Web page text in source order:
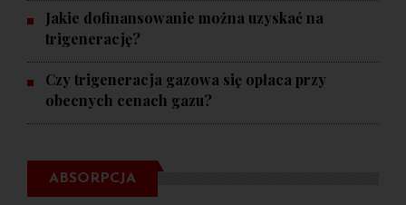
Jakie dofinansowanie można uzyskać na
trigenerację?
Czy trigeneracja gazowa się opłaca przy
obecnych cenach gazu?
ABSORPCJA